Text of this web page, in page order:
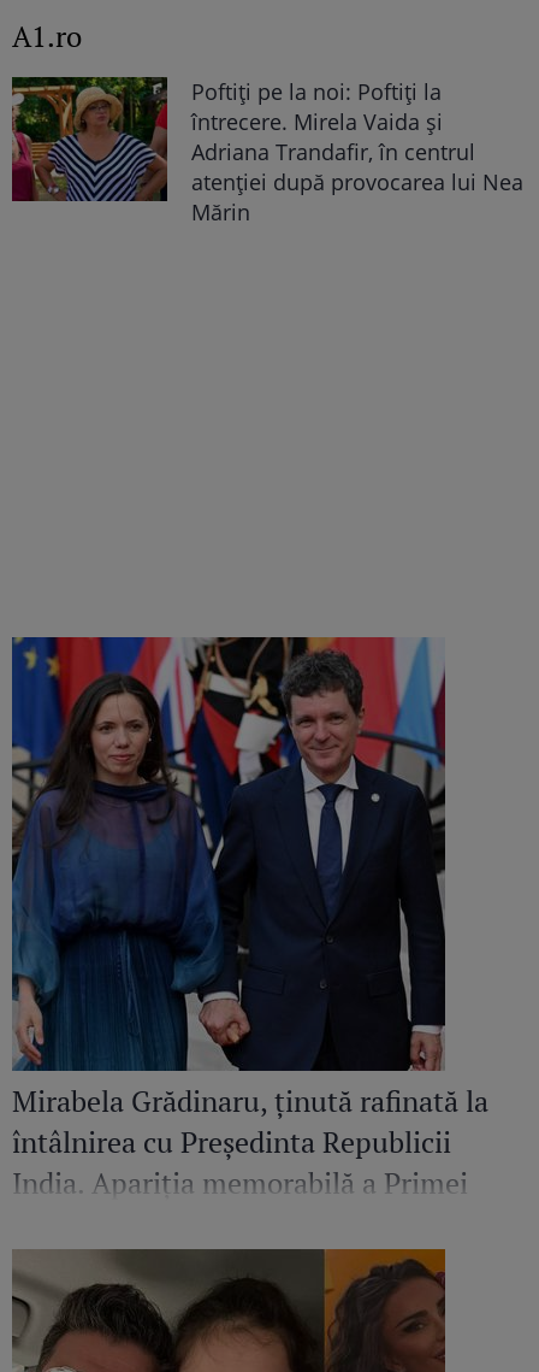
A1.ro
Poftiți pe la noi: Poftiți la
întrecere. Mirela Vaida și
Adriana Trandafir, în centrul
atenției după provocarea lui Nea
Mărin
Mirabela Grădinaru, ținută rafinată la
întâlnirea cu Președinta Republicii
India. Apariția memorabilă a Primei